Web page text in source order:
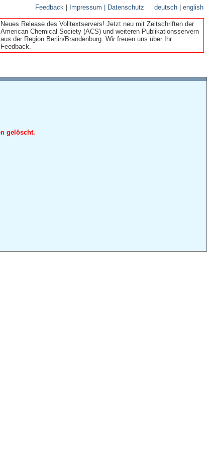
Feedback Impressum | Datenschutz deutsch |english
Neues Release des Volltextservers! Jetzt neu mit Zeitschriften der
American Chemical Society (ACS) und weiteren Publikationsservern
aus der Region Berlin/Brandenburg. Wir freuen uns über Ihr
Feedback.
gelöscht.